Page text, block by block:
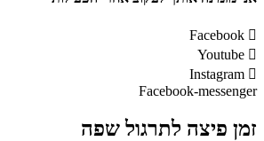
Facebook
Youtube
Instagram
Facebook-messenger
זמן פיצה לתרגול שפה